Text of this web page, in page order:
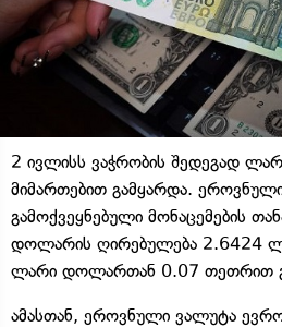
2 ივლისს ვაჭრობის შედეგად
მიმართებით გამყარდა. ეროვნული
გამოქვეყნებული მონაცემების
დოლარის ღირებულება 2.6424
ლარი დოლართან 0.07 თეთრით
ამასთან, ეროვნული ვალუტა